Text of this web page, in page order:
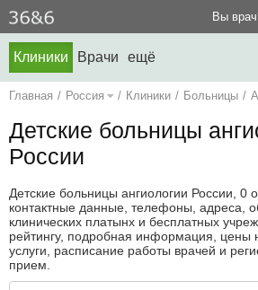
Вы
Клиники Врачи ещё
Главная / Россия / Клиники / Больницы /
Детские больницы
России
Детские больницы ангиологии России, 0
контактные данные, телефоны, адреса,
клинических платынх и бесплатных
рейтингу, подробная информация, цены
услуги, расписание работы врачей и
прием.